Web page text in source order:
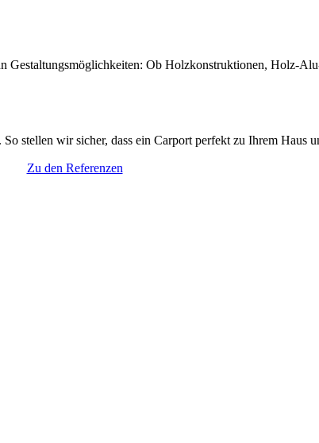
Ob Holzkonstruktionen, Holz-
stellen wir sicher, dass ein Carport perfekt zu Ihrem Haus
Zu den Referenzen